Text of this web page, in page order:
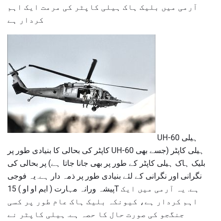
آرمی میں بلیک ہاک ہیلی کاپٹر کی مرمت ایک اہم
کردار ہے
UH-60 ہیلی
کاپٹر کی بحالی کا بنیادی طور پر UH-60 ہیلی کاپٹر (جسے بھی
بلیک ہاک ہیلی کاپٹر کے طور پر بھی جانا جاتا ہے) پر بحالی کی
نگرانی اور نگرانی کے لئے بنیادی طور پر ذمہ دار ہے. یہ فوجی
پیشہ ورانہ مہارت ( ایم او او ) 15T ہے. یہ آرمی میں ایک
اہم کردار ہے، کیونکہ بلیک ہاک عام طور پر کسی
جنگجو کی صورت حال کا حصہ ہے. ہیلی کاپٹر نے